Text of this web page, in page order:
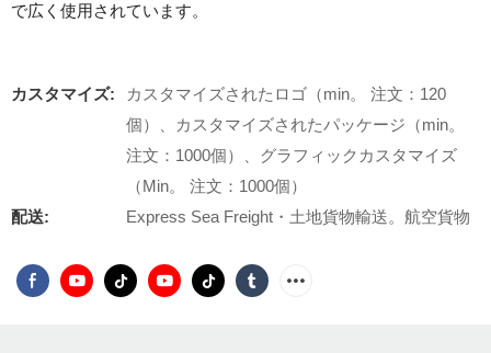
で広く使用されています。
カスタマイズ:
カスタマイズされたロゴ（min。 注文：120
個）、カスタマイズされたパッケージ（min。
注文：1000個）、グラフィックカスタマイズ
（Min。 注文：1000個）
配送:
Express Sea Freight・土地貨物輸送。航空貨物